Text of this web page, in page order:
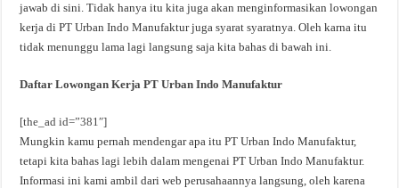
jawab di sini. Tidak hanya itu kita juga akan menginformasikan lowongan
kerja di PT Urban Indo Manufaktur juga syarat syaratnya. Oleh karna itu
tidak menunggu lama lagi langsung saja kita bahas di bawah ini.
Daftar Lowongan Kerja PT Urban Indo Manufaktur
[the_ad id=”381″]
Mungkin kamu pernah mendengar apa itu PT Urban Indo Manufaktur,
tetapi kita bahas lagi lebih dalam mengenai PT Urban Indo Manufaktur.
Informasi ini kami ambil dari web perusahaannya langsung, oleh karena